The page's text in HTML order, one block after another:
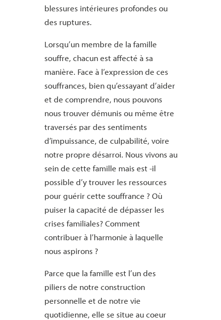
blessures intérieures profondes ou
des ruptures.
Lorsqu’un membre de la famille
souffre, chacun est affecté à sa
manière. Face à l’expression de ces
souffrances, bien qu’essayant d’aider
et de comprendre, nous pouvons
nous trouver démunis ou même être
traversés par des sentiments
d’impuissance, de culpabilité, voire
notre propre désarroi. Nous vivons au
sein de cette famille mais est -il
possible d’y trouver les ressources
pour guérir cette souffrance ? Où
puiser la capacité de dépasser les
crises familiales? Comment
contribuer à l’harmonie à laquelle
nous aspirons ?
Parce que la famille est l’un des
piliers de notre construction
personnelle et de notre vie
quotidienne, elle se situe au coeur